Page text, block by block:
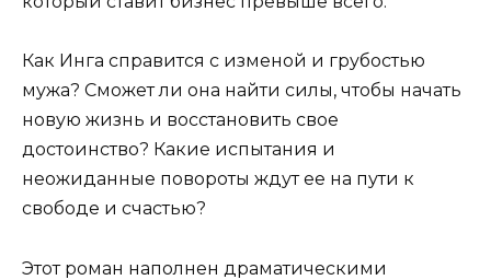
Как Инга справится с изменой и грубостью
мужа? Сможет ли она найти силы, чтобы начать
новую жизнь и восстановить свое
достоинство? Какие испытания и
неожиданные повороты ждут ее на пути к
свободе и счастью?
Этот роман наполнен драматическими